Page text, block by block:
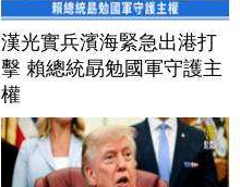
漢光實兵濱海緊急出港打
擊 賴總統勗勉國軍守護主
權